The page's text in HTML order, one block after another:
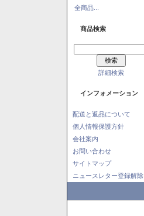
全商品...
商品検索
詳細検索
インフォメーション
配送と返品について
個人情報保護方針
会社案内
お問い合わせ
サイトマップ
ニュースレター登録解除